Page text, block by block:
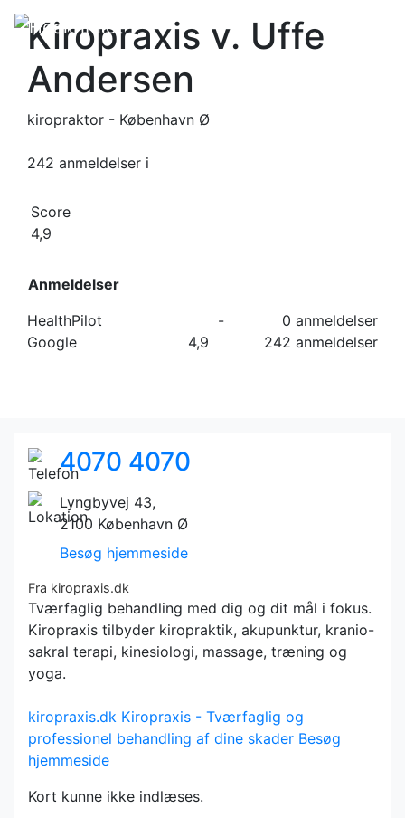
Kiropraxis v. Uffe
Andersen
kiropraktor - København Ø
242 anmeldelser i
Score
4,9
Anmeldelser
HealthPilot
-
0 anmeldelser
Google
4,9 242 anmeldelser
4070 4070
Lyngbyvej 43,
2100 København Ø
Besøg hjemmeside
Fra kiropraxis.dk
Tværfaglig behandling med dig og dit mål i fokus.
Kiropraxis tilbyder kiropraktik, akupunktur, kranio-
sakral terapi, kinesiologi, massage, træning og
yoga.
kiropraxis.dk Kiropraxis - Tværfaglig og
professionel behandling af dine skader Besøg
hjemmeside
Kort kunne ikke indlæses.